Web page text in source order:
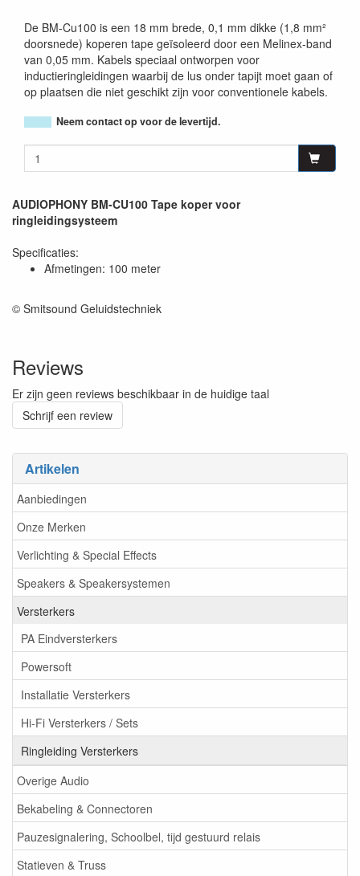
Artikelen
Aanbiedingen
Onze Merken
Verlichting & Special Effects
Speakers & Speakersystemen
Versterkers
PA Eindversterkers
Powersoft
Installatie Versterkers
Hi-Fi Versterkers / Sets
Ringleiding Versterkers
Overige Audio
Bekabeling & Connectoren
Pauzesignalering, Schoolbel, tijd gestuurd relais
Statieven & Truss
De BM-Cu100 is een 18 mm brede, 0,1 mm dikke (1,8 mm²
doorsnede) koperen tape geïsoleerd door een Melinex-band
van 0,05 mm. Kabels speciaal ontworpen voor
inductieringleidingen waarbij de lus onder tapijt moet gaan of
op plaatsen die niet geschikt zijn voor conventionele kabels.
Neem contact op voor de levertijd.
AUDIOPHONY BM-CU100 Tape koper voor
ringleidingsysteem
Specificaties:
Afmetingen: 100 meter
© Smitsound Geluidstechniek
Reviews
Er zijn geen reviews beschikbaar in de huidige taal
Schrijf een review